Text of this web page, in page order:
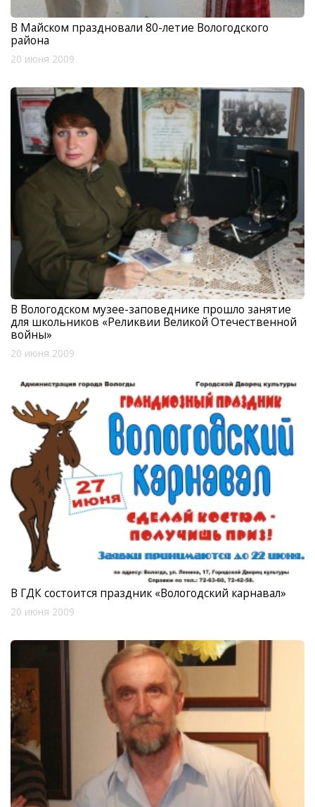
В Майском праздновали 80-летие Вологодского
района
20 июня 2009
В Вологодском музее-заповеднике прошло занятие
для школьников «Реликвии Великой Отечественной
войны»
20 июня 2009
В ГДК состоится праздник «Вологодский карнавал»
20 июня 2009